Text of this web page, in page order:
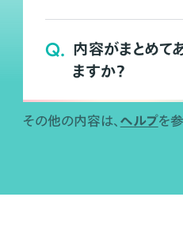
Q. 内容がまとめて
ますか？
その他の内容は、 ヘルプを